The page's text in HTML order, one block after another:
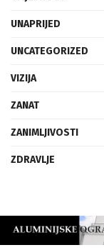
UNAPRIJED
UNCATEGORIZED
VIZIJA
ZANAT
ZANIMLJIVOSTI
ZDRAVLJE